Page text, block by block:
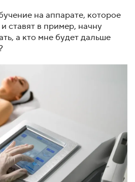
на аппарате, которое
ставят в пример, начну
а кто мне будет дальше